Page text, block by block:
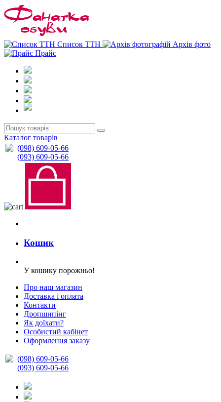
Список ТТН
Архів фото
Прайс
Каталог товарів
(098) 609-05-66
(093) 609-05-66
Кошик
У кошику порожньо!
Про наш магазин
Доставка і оплата
Контакти
Дропшипінг
Як доїхати?
Особистий кабінет
Оформлення заказу
(098) 609-05-66
(093) 609-05-66